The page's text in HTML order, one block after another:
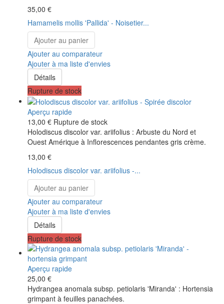
35,00 €
Hamamelis mollis 'Pallida' - Noisetier...
Ajouter au panier
Ajouter au comparateur
Ajouter à ma liste d'envies
Détails
Rupture de stock
Aperçu rapide
13,00 € Rupture de stock
Holodiscus discolor var. ariifolius : Arbuste du Nord et
Ouest Amérique à Inflorescences pendantes gris crème.
13,00 €
Holodiscus discolor var. ariifolius -...
Ajouter au panier
Ajouter au comparateur
Ajouter à ma liste d'envies
Détails
Rupture de stock
Aperçu rapide
25,00 €
Hydrangea anomala subsp. petiolaris 'Miranda' : Hortensia
grimpant à feuilles panachées.